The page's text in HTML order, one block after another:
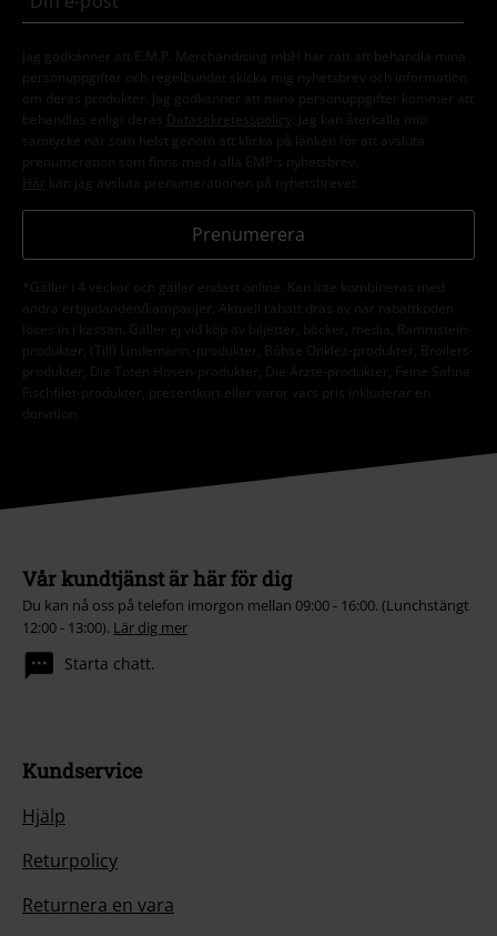
Jag godkänner att E.M.P. Merchandising mbH har rätt att behandla mina
personuppgifter och regelbundet skicka mig nyhetsbrev och information
om deras produkter. Jag godkänner att mina personuppgifter kommer att
behandlas enligt deras
Datasekretesspolicy
. Jag kan återkalla mitt
samtycke när som helst genom att klicka på länken för att avsluta
prenumeration som finns med i alla EMP:s nyhetsbrev.
Här kan jag avsluta prenumerationen på nyhetsbrevet.
Prenumerera
*Gäller i 4 veckor och gäller endast online. Kan inte kombineras med
andra erbjudanden/kampanjer. Aktuell rabatt dras av när rabattkoden
löses in i kassan. Gäller ej vid köp av biljetter, böcker, media, Rammstein-
produkter, (Till) Lindemann,-produkter, Böhse Onklez-produkter, Broilers-
produkter, Die Toten Hosen-produkter, Die Ärzte-produkter, Feine Sahne
Fischfilet-produkter, presentkort eller varor vars pris inkluderar en
donation.
Vår kundtjänst är här för dig
Du kan nå oss på telefon imorgon mellan 09:00 - 16:00. (Lunchstängt
12:00 - 13:00). Lär dig mer
Starta chatt.
Kundservice
Hjälp
Returpolicy
Returnera en vara